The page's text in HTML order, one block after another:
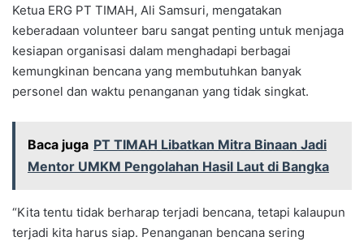
Ketua ERG PT TIMAH, Ali Samsuri, mengatakan
keberadaan volunteer baru sangat penting untuk menjaga
kesiapan organisasi dalam menghadapi berbagai
kemungkinan bencana yang membutuhkan banyak
personel dan waktu penanganan yang tidak singkat.
Baca juga PT TIMAH Libatkan Mitra Binaan Jadi
Mentor UMKM Pengolahan Hasil Laut di Bangka
“Kita tentu tidak berharap terjadi bencana, tetapi kalaupun
terjadi kita harus siap. Penanganan bencana sering